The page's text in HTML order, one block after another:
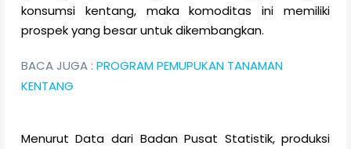
konsumsi kentang, maka komoditas ini memiliki
prospek yang besar untuk dikembangkan.
BACA JUGA : PROGRAM PEMUPUKAN TANAMAN
KENTANG
Menurut Data dari Badan Pusat Statistik, produksi